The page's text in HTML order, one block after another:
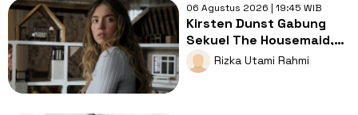
06 Agustus 2026 | 19:45 WIB
Kirsten Dunst Gabung
Sekuel The Housemaid,
Intip Sinopsis dan Jadwal
Tayang
Rizka Utami Rahmi